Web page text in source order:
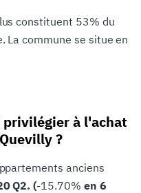
constituent 53% du
La commune se situe en
à l'achat
?
anciens
Q2. (-15.70% en 6